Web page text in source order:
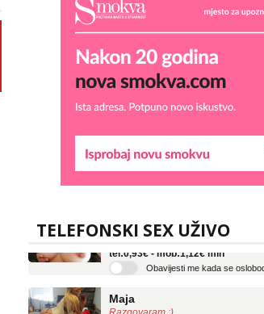
TELEFONSKI SEX UŽIVO
Liliana
Tel: 064/677-677 - Kod: #69
tel:0,93€ - mob:1,12€ min
Obavijesti me kada se oslobodi
Razgovaram :)